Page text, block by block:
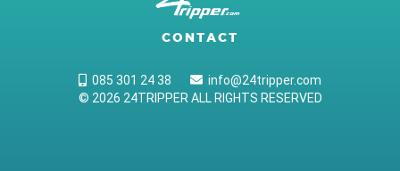
CONTACT
085 301 24 38
info@24tripper.com
© 2026 24TRIPPER ALL RIGHTS RESERVED